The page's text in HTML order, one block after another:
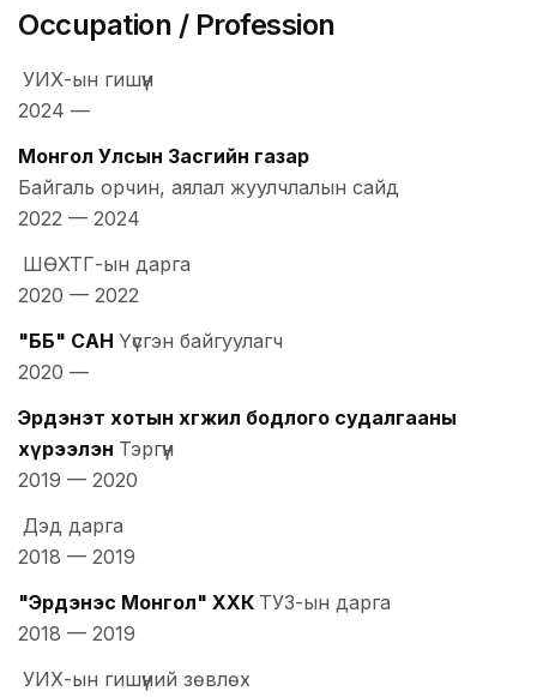
Occupation / Profession
УИХ-ын гишүүн
2024 —
Монгол Улсын Засгийн газар
Байгаль орчин, аялал жуулчлалын сайд
2022 — 2024
ШӨХТГ-ын дарга
2020 — 2022
"ББ" САН Үүсгэн байгуулагч
2020 —
Эрдэнэт хотын хөгжил бодлого судалгааны
хүрээлэн Тэргүүн
2019 — 2020
Дэд дарга
2018 — 2019
"Эрдэнэс Монгол" ХХК ТУЗ-ын дарга
2018 — 2019
УИХ-ын гишүүний зөвлөх